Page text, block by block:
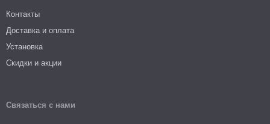
Контакты
Доставка и оплата
Установка
Скидки и акции
Связаться с нами